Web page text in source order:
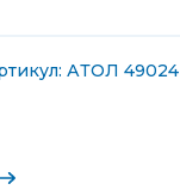
АТОЛ 49024